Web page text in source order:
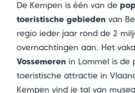
De Kempen is één van de
toeristische gebieden van
regio ieder jaar rond de 2
overnachtingen aan. Het
Vossemeren in Lommel is de
toeristische attractie in
Kempen vind je tal van